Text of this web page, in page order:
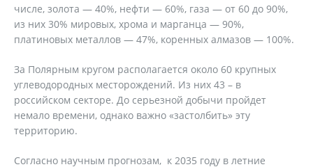
числе, золота — 40%, нефти — 60%, газа — от 60 до 90%,
из них 30% мировых, хрома и марганца — 90%,
платиновых металлов — 47%, коренных алмазов — 100%.
За Полярным кругом располагается около 60 крупных
углеводородных месторождений. Из них 43 – в
российском секторе. До серьезной добычи пройдет
немало времени, однако важно «застолбить» эту
территорию.
Согласно научным прогнозам, к 2035 году в летние